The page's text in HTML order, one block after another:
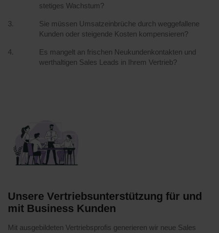
stetiges Wachstum?
Sie müssen Umsatzeinbrüche durch weggefallene
Kunden oder steigende Kosten kompensieren?
Es mangelt an frischen Neukundenkontakten und
werthaltigen Sales Leads in Ihrem Vertrieb?
Unsere Vertriebsunterstützung für und
mit Business Kunden
Mit ausgebildeten Vertriebsprofis generieren wir neue Sales